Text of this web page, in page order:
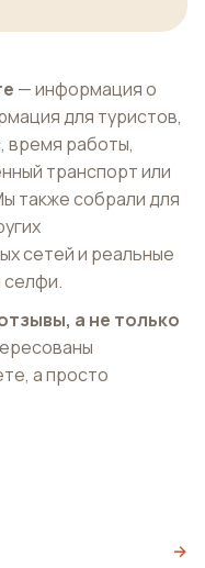
— информация о
для туристов,
работы,
транспорт или
также собрали для
сетей и реальные
селфи.
а не только
а просто
→